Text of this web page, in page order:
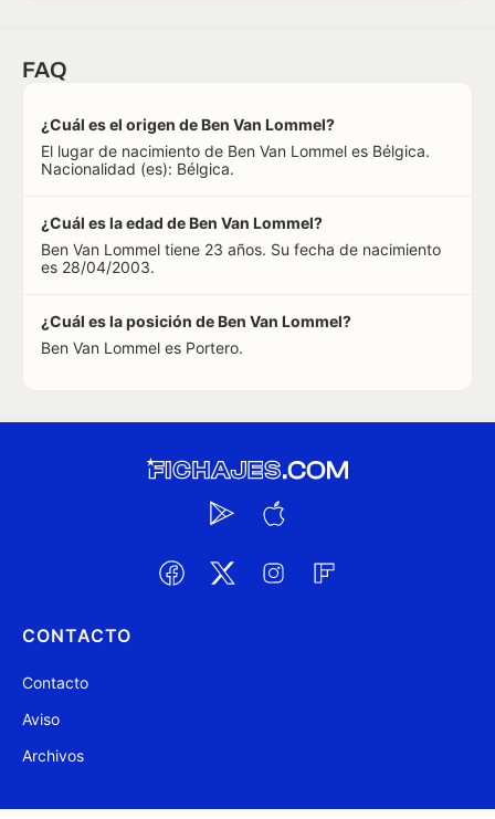
FAQ
¿Cuál es el origen de Ben Van Lommel?
El lugar de nacimiento de Ben Van Lommel es Bélgica.
Nacionalidad (es): Bélgica.
¿Cuál es la edad de Ben Van Lommel?
Ben Van Lommel tiene 23 años. Su fecha de nacimiento
es 28/04/2003.
¿Cuál es la posición de Ben Van Lommel?
Ben Van Lommel es Portero.
CONTACTO
Contacto
Aviso
Archivos